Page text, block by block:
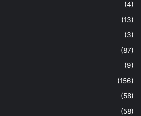
(4)
(13)
(3)
(87)
(9)
(156)
(58)
(58)